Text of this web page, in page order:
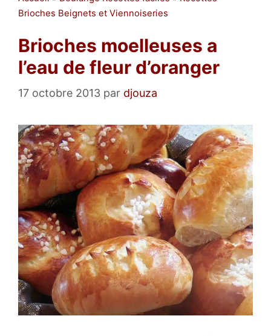
Brioches Beignets et Viennoiseries
Brioches moelleuses a
l’eau de fleur d’oranger
17 octobre 2013 par djouza